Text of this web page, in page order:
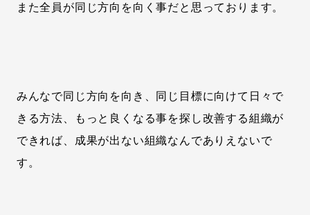
また全員が同じ方向を向く事だと思っております。
みんなで同じ方向を向き、同じ目標に向けて日々で
きる方法、もっと良くなる事を探し改善する組織が
できれば、成果が出ない組織なんでありえないで
す。